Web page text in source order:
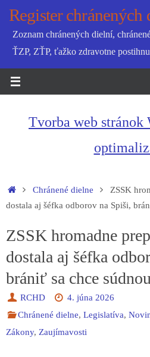
SkipRegister chránených
Zoznam chránených dielní,
ŤZP, ZŤP, ťažko zdravotne
Tvorba web stránok
HomeChránené dielne
ZSSK
dostala aj šéfka odborov na Spiši,
ZSSK hromadne
dostala aj šéfka
brániť sa chce
RCHD
4. júna 2026
Chránené dielne,Legislatíva,
Zákony, Zaujímavosti